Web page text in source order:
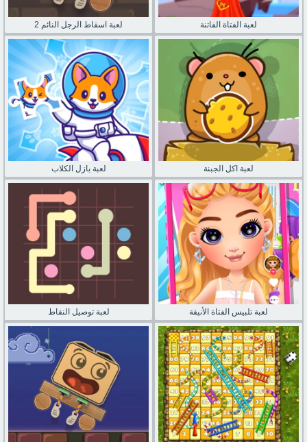
لعبة اسقاط الرجل النائم 2 لعبة الفتاة الفاتنة
لعبة بازل الكلاب لعبة اكل الجبنة
لعبة توصيل النقاط لعبة تلبيس الفتاة الأنيقة